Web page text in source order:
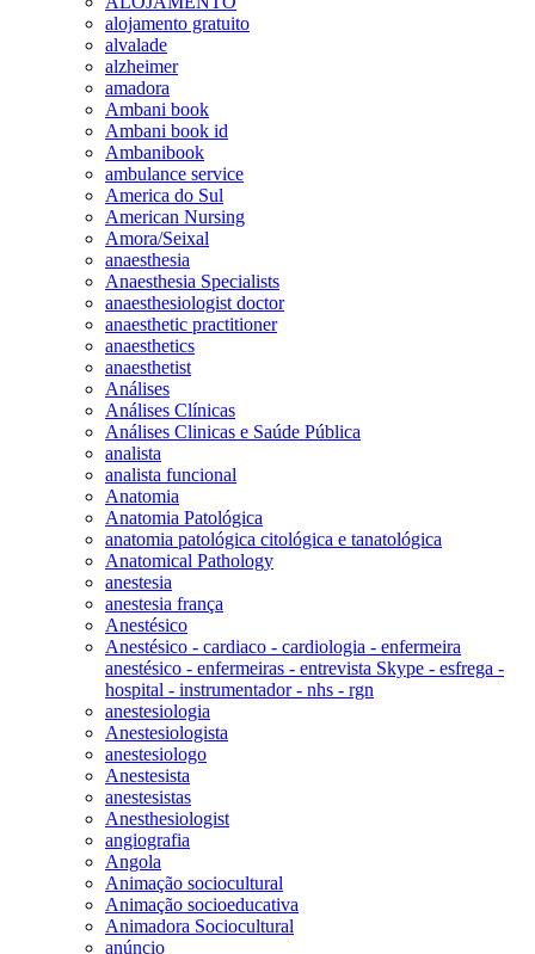
alojamento gratuito
alvalade
alzheimer
amadora
Ambani book
Ambani book id
Ambanibook
ambulance service
America do Sul
American Nursing
Amora/Seixal
anaesthesia
Anaesthesia Specialists
anaesthesiologist doctor
anaesthetic practitioner
anaesthetics
anaesthetist
Análises
Análises Clínicas
Análises Clinicas e Saúde Pública
analista
analista funcional
Anatomia
Anatomia Patológica
anatomia patológica citológica e tanatológica
Anatomical Pathology
anestesia
anestesia frança
Anestésico
Anestésico - cardiaco - cardiologia - enfermeira
anestésico - enfermeiras - entrevista Skype - esfrega -
hospital - instrumentador - nhs - rgn
anestesiologia
Anestesiologista
anestesiologo
Anestesista
anestesistas
Anesthesiologist
angiografia
Angola
Animação sociocultural
Animação socioeducativa
Animadora Sociocultural
anúncio